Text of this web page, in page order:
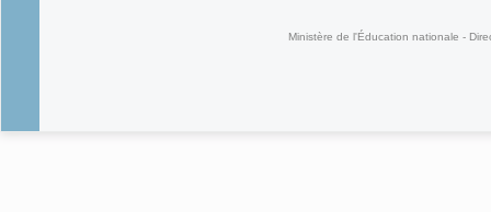
Ministère de l'Éducation nationale -